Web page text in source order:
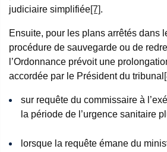
judiciaire simplifiée[7].
Ensuite, pour les plans arrêtés dans
procédure de sauvegarde ou de
l’Ordonnance prévoit une
accordée par le Président du tribunal
sur requête du commissaire à
la période de l’urgence sanitaire
lorsque la requête émane du